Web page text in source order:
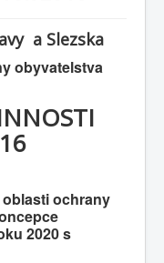
a Slezska
obyvatelstva
ochrany
2020 s